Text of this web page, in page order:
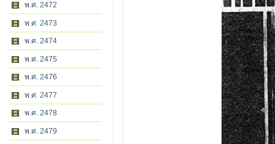
พ.ศ. 2472
พ.ศ. 2473
พ.ศ. 2474
พ.ศ. 2475
พ.ศ. 2476
พ.ศ. 2477
พ.ศ. 2478
พ.ศ. 2479